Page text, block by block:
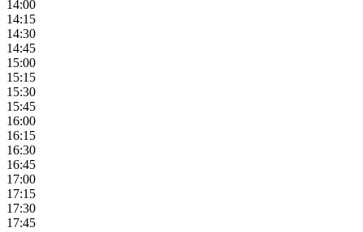
14:00
14:15
14:30
14:45
15:00
15:15
15:30
15:45
16:00
16:15
16:30
16:45
17:00
17:15
17:30
17:45